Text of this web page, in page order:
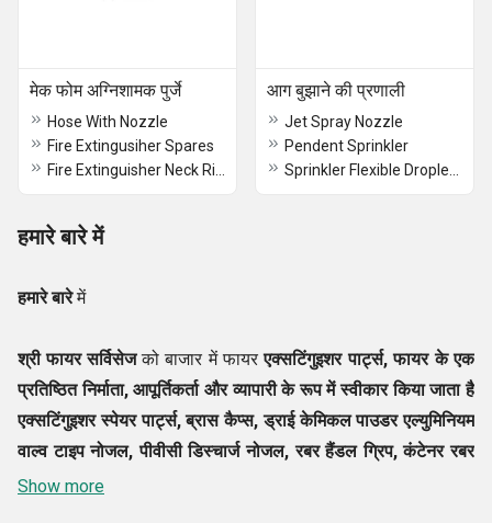
मेक फोम अग्निशामक पुर्जे
Hose With Nozzle
Fire Extingusiher Spares
आग बुझाने की प्रणाली
Jet Spray Nozzle
Pendent Sprinkler
हमारे बारे में
हमारे बारेमें
श्री फायर सर्विसेजको बाजार में फायरएक्सटिंगुइशर पार्ट्स, फायर के एक
प्रतिष्ठित निर्माता, आपूर्तिकर्ता और व्यापारी के रूप में स्वीकार किया जाता है
एक्सटिंगुइशर स्पेयर पार्ट्स, ब्रास कैप्स, ड्राई केमिकल पाउडर एल्युमिनियम
वाल्व टाइप नोजल, पीवीसी डिस्चार्ज नोजल, रबर हैंडल ग्रिप, कंटेनर रबर
बुश, M.S.L. क्लिप
Show more